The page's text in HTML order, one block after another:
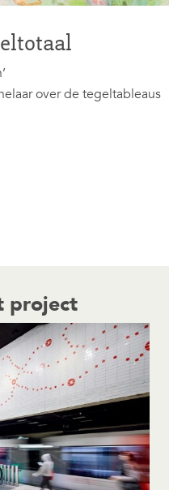
over de tegeltableaus
project